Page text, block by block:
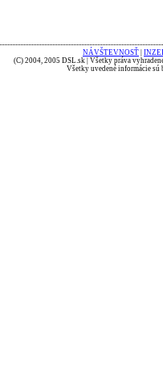
NÁVŠTEVNOSŤ
(C) 2004, 2005 DSL.sk | Všetky práva
Všetky uvedené informácie sú